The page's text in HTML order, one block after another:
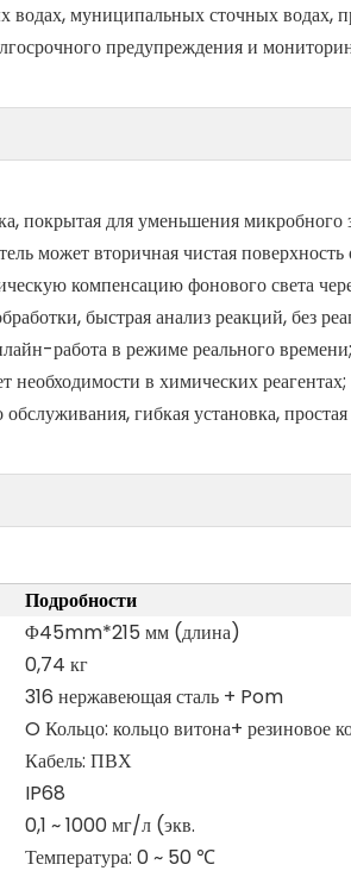
водах, муниципальных сточных
предупреждения и
покрытая для уменьшения микробного
может вторичная чистая поверхность
компенсацию фонового света
быстрая анализ реакций, без
работа в режиме реального времени;
необходимости в химических реагентах;
гибкая установка,
Подробности
Φ45mm*215 мм (длина)
0,74 кг
316 нержавеющая сталь + Pom
O Кольцо: кольцо витона+ резиновое
Кабель: ПВХ
IP68
0,1 ~ 1000 мг/л (экв.
Температура: 0 ~ 50 ℃